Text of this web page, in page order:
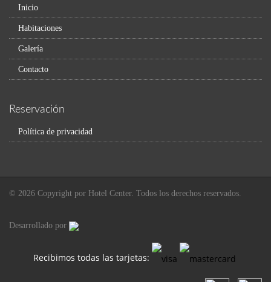
Inicio
Habitaciones
Galería
Contacto
Reservación
Política de privacidad
© 2026 Copyright por Hotel Center. Todos los derechos reservados.
Desarrollado por
Recibimos todas las tarjetas: